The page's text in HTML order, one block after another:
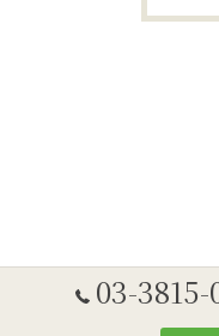
03-3815-